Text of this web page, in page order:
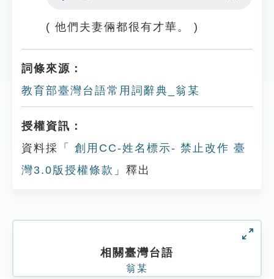
( 他們夫妻倆都很有才華。 )
詞條來源：
教育部臺灣台語常用詞辭典_翁某
授權資訊：
資料採「
創用CC-姓名標示- 禁止改作 臺
灣3.0版授權條款 」釋出
相關臺灣台語
翁某